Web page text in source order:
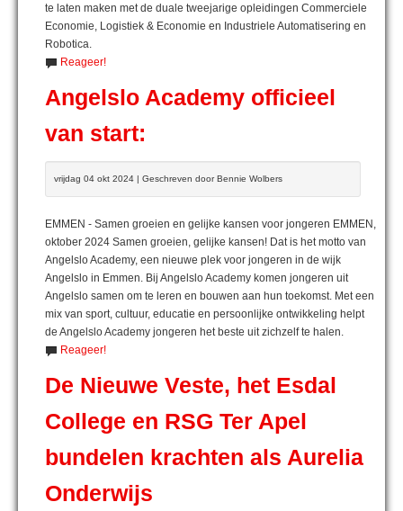
te laten maken met de duale tweejarige opleidingen Commerciele
Economie, Logistiek & Economie en Industriele Automatisering en
Robotica.
Reageer!
Angelslo Academy officieel
van start:
vrijdag 04 okt 2024 | Geschreven door Bennie Wolbers
EMMEN - Samen groeien en gelijke kansen voor jongeren EMMEN,
oktober 2024 Samen groeien, gelijke kansen! Dat is het motto van
Angelslo Academy, een nieuwe plek voor jongeren in de wijk
Angelslo in Emmen. Bij Angelslo Academy komen jongeren uit
Angelslo samen om te leren en bouwen aan hun toekomst. Met een
mix van sport, cultuur, educatie en persoonlijke ontwikkeling helpt
de Angelslo Academy jongeren het beste uit zichzelf te halen.
Reageer!
De Nieuwe Veste, het Esdal
College en RSG Ter Apel
bundelen krachten als Aurelia
Onderwijs